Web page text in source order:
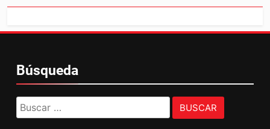
Búsqueda
Buscar: